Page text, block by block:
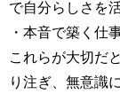
で自分らしさを
・本音で築く仕
これらが大切だ
り注ぎ、無意識